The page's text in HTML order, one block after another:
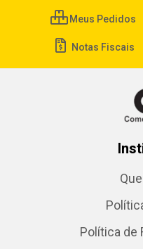
Meus Pedidos
Notas Fiscais
Política de